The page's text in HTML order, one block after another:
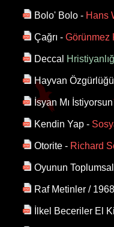
Bolo' Bolo - Hans
Çağrı - Görünmez
Deccal
Hayvan
İsyan Mı İstiyorsun
Kendin Yap -
Otorite - Richard
Oyunun
Raf Metinler /
İlkel Beceriler El